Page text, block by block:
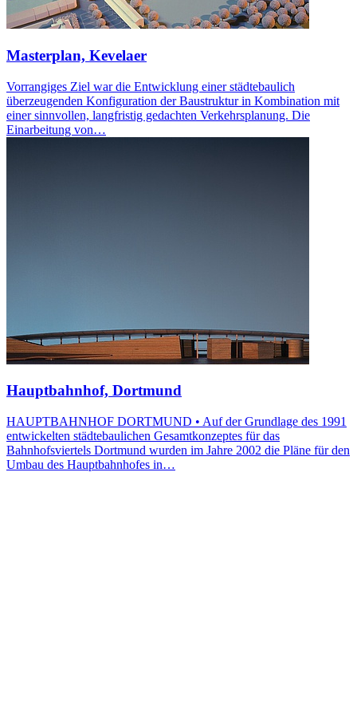
Masterplan, Kevelaer
Vorrangiges Ziel war die Entwicklung einer städtebaulich
überzeugenden Konfiguration der Baustruktur in Kombination mit
einer sinnvollen, langfristig gedachten Verkehrsplanung. Die
Einarbeitung von…
Hauptbahnhof, Dortmund
HAUPTBAHNHOF DORTMUND • Auf der Grundlage des 1991
entwickelten städtebaulichen Gesamtkonzeptes für das
Bahnhofsviertels Dortmund wurden im Jahre 2002 die Pläne für den
Umbau des Hauptbahnhofes in…